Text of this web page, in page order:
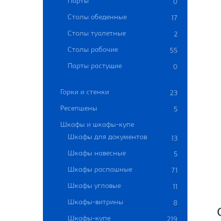
0
Столы обеденные 17
Столы туалетные 2
Столы рабочие 55
Парты растущие 0
Горки и стенки 23
Ресепшены 5
Шкафы и шкафы-купе
Шкафы для документов
13
Шкафы навесные
5
Шкафы распашные 71
Шкафы угловые 11
Шкафы-витрины 8
Шкафы-купе